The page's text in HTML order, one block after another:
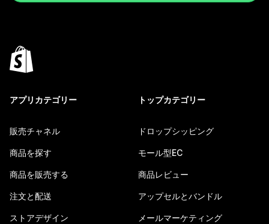
アプリカテゴリー
販売チャネル
商品を探す
商品を販売する
注文と配送
ストアデザイン
トップカテゴリー
ドロップシッピング
モール型EC
商品レビュー
アップセルとバンドル
メールマーケティング